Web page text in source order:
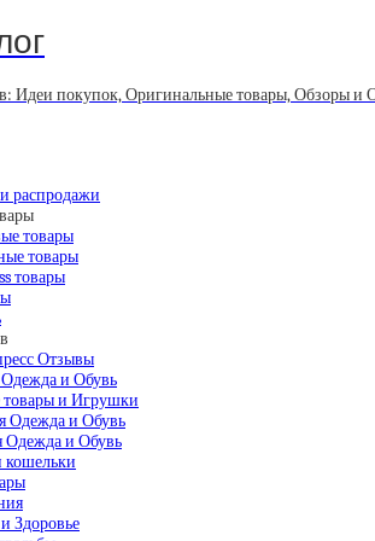
Идеи покупок, Оригинальные товары, Обзоры и
распродажи
товары
товары
товары
Отзывы
Одежда и Обувь
товары и Игрушки
Одежда и Обувь
Одежда и Обувь
Здоровье